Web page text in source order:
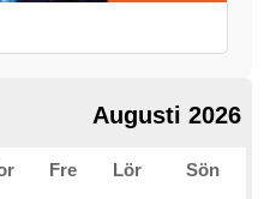
Augusti 2026
Fre Lör Sön